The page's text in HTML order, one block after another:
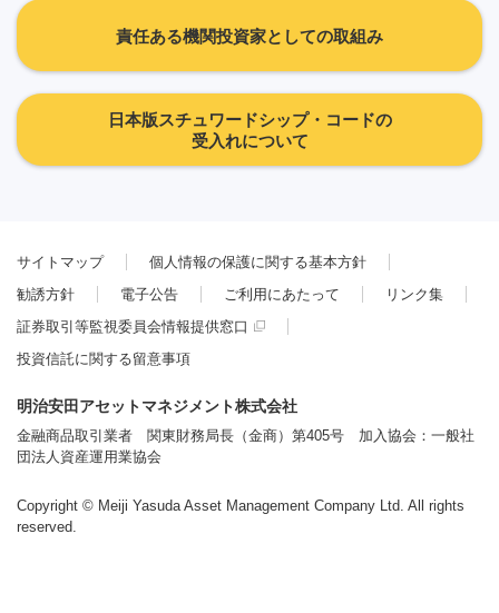
責任ある機関投資家としての取組み
日本版スチュワードシップ・コードの
受入れについて
サイトマップ
個人情報の保護に関する基本方針
勧誘方針
電子公告 ご利用にあたって
リンク集
証券取引等監視委員会情報提供窓口
投資信託に関する留意事項
明治安田アセットマネジメント株式会社
金融商品取引業者 関東財務局長（金商）第405号 加入協会：一般社
団法人資産運用業協会
Copyright © Meiji Yasuda Asset Management Company Ltd. All rights
reserved.